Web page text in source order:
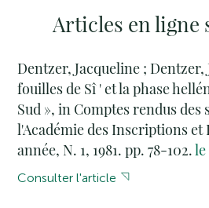
Articles en ligne
Dentzer, Jacqueline ;
fouilles de Sî ' et la phase
Sud », in Comptes rendus des
l'Académie des Inscriptions et
année, N. 1, 1981. pp. 78-102.le
Consulter l'article